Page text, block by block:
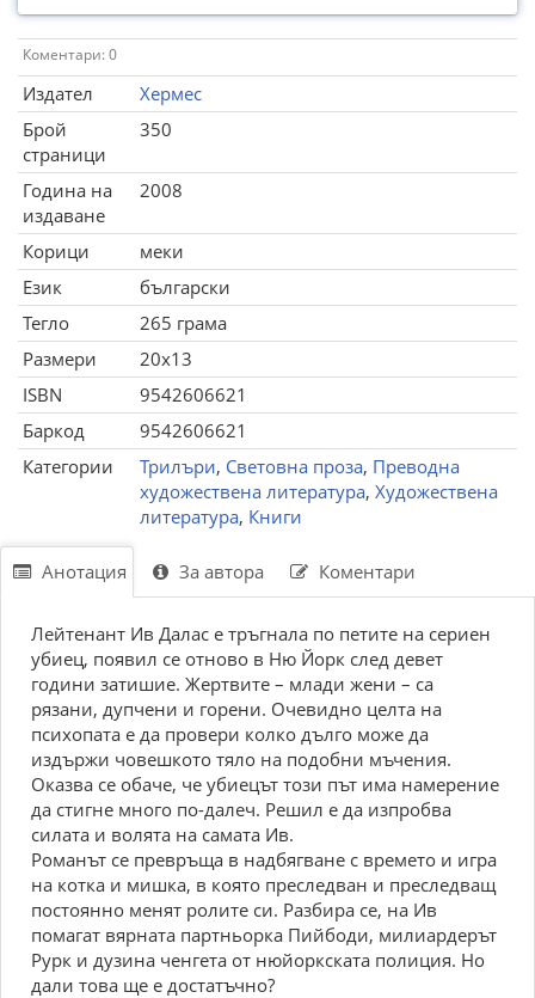
Коментари: 0
Издател
Хермес
Брой
страници
350
Година на
издаване
2008
Корици
меки
Език
български
Тегло
265 грама
Размери
20x13
ISBN
9542606621
Баркод
9542606621
Категории
Трилъри, Световна проза, Преводна
художествена литература, Художествена
литература, Книги
Анотация За автора Коментари
Лейтенант Ив Далас е тръгнала по петите на сериен
убиец, появил се отново в Ню Йорк след девет
години затишие. Жертвите – млади жени – са
рязани, дупчени и горени. Очевидно целта на
психопата е да провери колко дълго може да
издържи човешкото тяло на подобни мъчения.
Оказва се обаче, че убиецът този път има намерение
да стигне много по-далеч. Решил е да изпробва
силата и волята на самата Ив.
Романът се превръща в надбягване с времето и игра
на котка и мишка, в която преследван и преследващ
постоянно менят ролите си. Разбира се, на Ив
помагат вярната партньорка Пийбоди, милиардерът
Рурк и дузина ченгета от нюйоркската полиция. Но
дали това ще е достатъчно?